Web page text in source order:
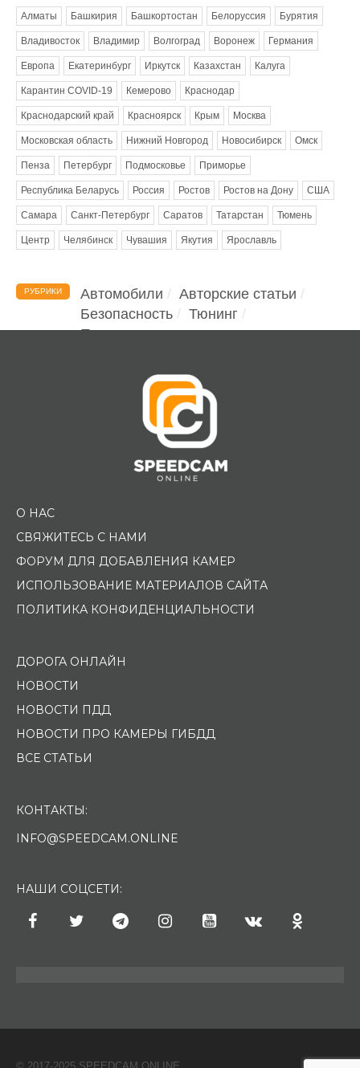
Алматы Башкирия Башкортостан Белоруссия Бурятия
Владивосток Владимир Волгоград Воронеж Германия
Европа Екатеринбург Иркутск Казахстан Калуга
Карантин COVID-19 Кемерово Краснодар
Краснодарский край Красноярск Крым Москва
Московская область Нижний Новгород Новосибирск Омск
Пенза Петербург Подмосковье Приморье
Республика Беларусь Россия Ростов Ростов на Дону США
Самара Санкт-Петербург Саратов Татарстан Тюмень
Центр Челябинск Чувашия Якутия Ярославль
РУБРИКИ Автомобили
Авторские статьи
Безопасность
Тюнинг
Помощь водителю
О НАС
СВЯЖИТЕСЬ С НАМИ
ФОРУМ ДЛЯ ДОБАВЛЕНИЯ КАМЕР
ИСПОЛЬЗОВАНИЕ МАТЕРИАЛОВ САЙТА
ПОЛИТИКА КОНФИДЕНЦИАЛЬНОСТИ
ДОРОГА ОНЛАЙН
НОВОСТИ
НОВОСТИ ПДД
НОВОСТИ ПРО КАМЕРЫ ГИБДД
ВСЕ СТАТЬИ
КОНТАКТЫ:
INFO@SPEEDCAM.ONLINE
НАШИ СОЦСЕТИ:
© 2017-2025 SPEEDCAM.ONLINE